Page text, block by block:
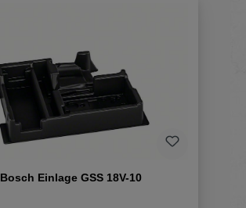
Bosch Einlage GSS 18V-10